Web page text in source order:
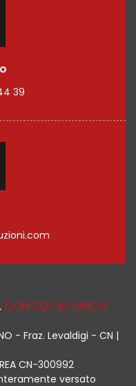
39
CON SOCIO UNICO
- Fraz. Levaldigi - CN |
CN-300992
versato